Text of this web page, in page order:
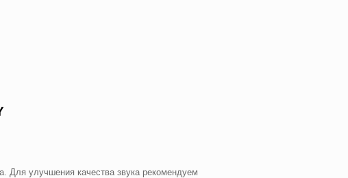
Для улучшения качества звука рекомендуем